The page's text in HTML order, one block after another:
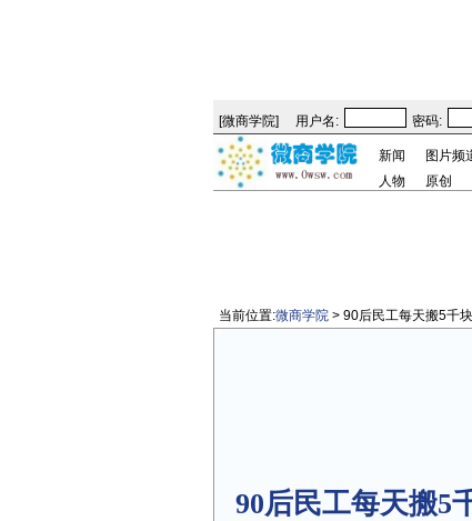
[微商学院] 用户名: 密码:
新闻 图片频
人物
原创
当前位置:微商学院 > 90后民工每天搬5千
90后民工每天搬5